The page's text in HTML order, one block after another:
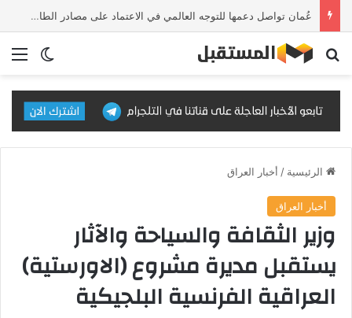
عُمان تواصل دعمها للتوجه العالمي في الاعتماد على مصادر الطاقة النظيفة والمتجددة
الوضع بحث عن
الرئيسية / أخبار العراق
أخبار العراق
وزير الثقافة والسياحة والآثار
يستقبل مديرة مشروع (الاورستية)
العراقية الفرنسية البلجيكية